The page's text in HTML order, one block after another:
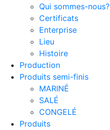
Qui sommes-nous?
Certificats
Enterprise
Lieu
Histoire
Production
Produits semi-finis
MARINÉ
SALÉ
CONGELÉ
Produits